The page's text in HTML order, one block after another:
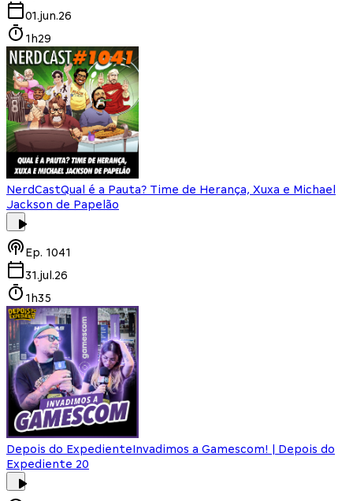
01.jun.26
1h29
NerdCastQual é a Pauta? Time de Herança, Xuxa e Michael
Jackson de Papelão
Ep. 1041
31.jul.26
1h35
Depois do ExpedienteInvadimos a Gamescom! | Depois do
Expediente 20